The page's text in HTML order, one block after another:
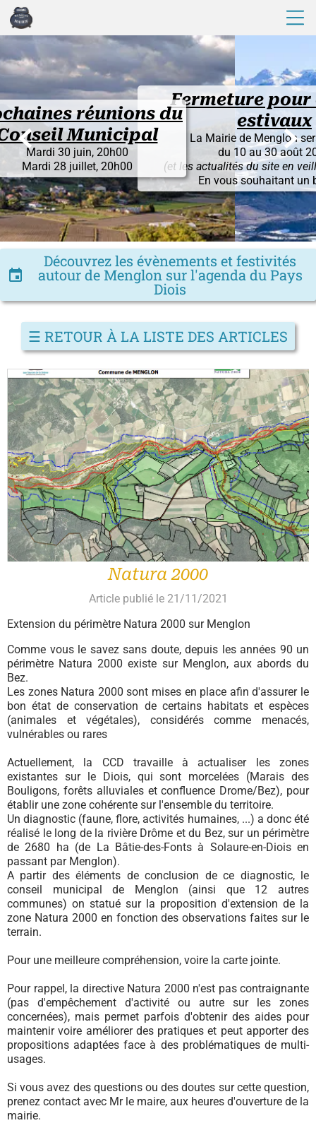
du
Fermeture pour congés
estivaux
La Mairie de Menglon sera fermée
du 10 au 30 août 2026
(et les actualités du site en veille du 1° au 30)
En vous souhaitant un bel été !
 
insert_invitation
Découvrez les évènements et festivités
autour de Menglon sur l'agenda du Pays
Diois
☰ RETOUR À LA LISTE DES ARTICLES
Natura 2000
Article publié le 21/11/2021
Extension du périmètre Natura 2000 sur Menglon
Comme vous le savez sans doute, depuis les années 90 un
périmètre Natura 2000 existe sur Menglon, aux abords du
Bez.
Les zones Natura 2000 sont mises en place afin d'assurer le
bon état de conservation de certains habitats et espèces
(animales et végétales), considérés comme menacés,
vulnérables ou rares
Actuellement, la CCD travaille à actualiser les zones
existantes sur le Diois, qui sont morcelées (Marais des
Bouligons, forêts alluviales et confluence Drome/Bez), pour
établir une zone cohérente sur l'ensemble du territoire.
Un diagnostic (faune, flore, activités humaines, ...) a donc été
réalisé le long de la rivière Drôme et du Bez, sur un périmètre
de 2680 ha (de La Bâtie-des-Fonts à Solaure-en-Diois en
passant par Menglon).
A partir des éléments de conclusion de ce diagnostic, le
conseil municipal de Menglon (ainsi que 12 autres
communes) on statué sur la proposition d'extension de la
zone Natura 2000 en fonction des observations faites sur le
terrain.
Pour une meilleure compréhension, voire la carte jointe.
Pour rappel, la directive Natura 2000 n'est pas contraignante
(pas d'empêchement d'activité ou autre sur les zones
concernées), mais permet parfois d'obtenir des aides pour
maintenir voire améliorer des pratiques et peut apporter des
propositions adaptées face à des problématiques de multi-
usages.
Si vous avez des questions ou des doutes sur cette question,
prenez contact avec Mr le maire, aux heures d'ouverture de la
mairie.